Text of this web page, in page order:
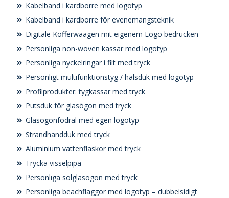
Kabelband i kardborre med logotyp
Kabelband i kardborre för evenemangsteknik
Digitale Kofferwaagen mit eigenem Logo bedrucken
Personliga non-woven kassar med logotyp
Personliga nyckelringar i filt med tryck
Personligt multifunktionstyg / halsduk med logotyp
Profilprodukter: tygkassar med tryck
Putsduk för glasögon med tryck
Glasögonfodral med egen logotyp
Strandhandduk med tryck
Aluminium vattenflaskor med tryck
Trycka visselpipa
Personliga solglasögon med tryck
Personliga beachflaggor med logotyp – dubbelsidigt